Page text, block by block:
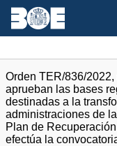
Orden TER/836/
aprueban las bases
destinadas a la
administraciones de
Plan de
efectúa la